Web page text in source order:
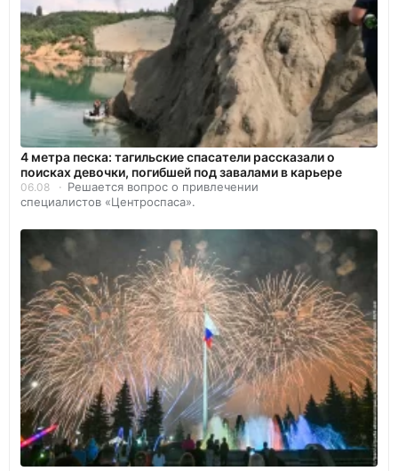
4 метра песка: тагильские спасатели рассказали о
поисках девочки, погибшей под завалами в карьере
06.08
Решается вопрос о привлечении
специалистов «Центроспаса».